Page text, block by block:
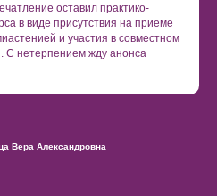
оставил практико-
в виде присутствия на приеме
и участия в совместном
С нетерпением жду анонса
Вера Александровна